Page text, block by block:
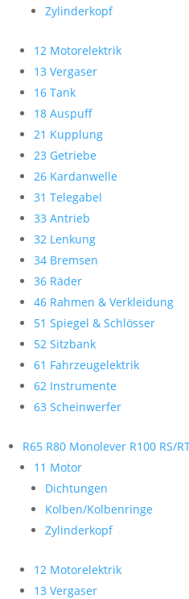
Zylinderkopf
12 Motorelektrik
13 Vergaser
16 Tank
18 Auspuff
21 Kupplung
23 Getriebe
26 Kardanwelle
31 Telegabel
33 Antrieb
32 Lenkung
34 Bremsen
36 Räder
46 Rahmen & Verkleidung
51 Spiegel & Schlösser
52 Sitzbank
61 Fahrzeugelektrik
62 Instrumente
63 Scheinwerfer
R65 R80 Monolever R100 RS/
11 Motor
Dichtungen
Kolben/Kolbenringe
Zylinderkopf
12 Motorelektrik
13 Vergaser